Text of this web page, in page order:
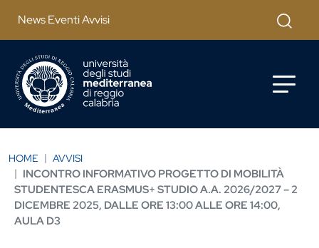
News Eventi Avvisi Cerca
HOME AVVISI
INCONTRO INFORMATIVO PROGETTO DI MOBILITÀ
STUDENTESCA ERASMUS+ STUDIO A.A. 2026/2027 – 2
DICEMBRE 2025, DALLE ORE 13:00 ALLE ORE 14:00,
AULA D3